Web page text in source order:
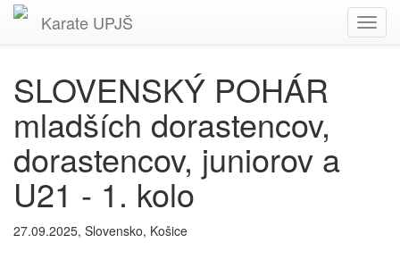
Karate UPJŠ
SLOVENSKÝ POHÁR
mladších dorastencov,
dorastencov, juniorov a
U21 - 1. kolo
27.09.2025, Slovensko, Košice